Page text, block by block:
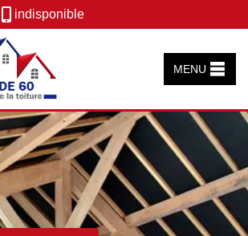
indisponible
MENU